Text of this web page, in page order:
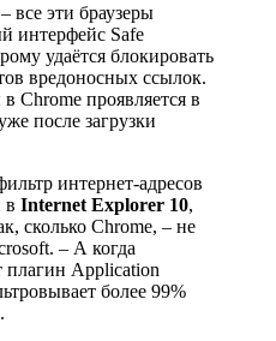
все эти браузеры
интерфейс Safe
удаётся блокировать
вредоносных ссылок.
Chrome проявляется в
после загрузки
интернет-адресов
в Internet Explorer 10,
сколько Chrome, – не
– А когда
плагин Application
более 99%